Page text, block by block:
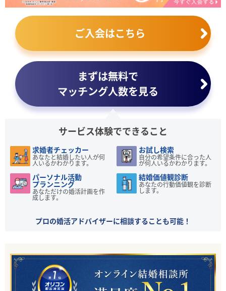
まずは無料で
マッチング人数を見る
ご入会はこちら
サービス体験でできること
求婚者チェッカー
あなたと結婚したい人が何
人いるかわかります。
お試し検索
自分の希望条件に合った人
が何人いるかわかります。
パーソナル活動
プランニング
あなただけの婚活計画を作
成します。
結婚価値観診断
あなたの行動価値観を診断
します。
プロの婚活アドバイザーに相談することも可能！